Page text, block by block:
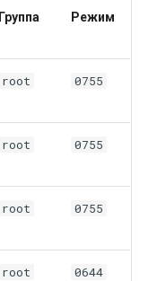
Группа Режим
root 0755
root 0755
root 0755
root 0644